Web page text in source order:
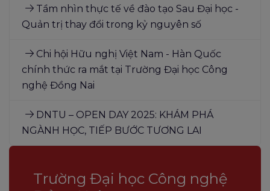
Tầm nhìn thực tế về đào tạo Sau Đại học -
Quản trị thay đổi trong kỷ nguyên số
Chi hội Hữu nghị Việt Nam - Hàn Quốc
chính thức ra mắt tại Trường Đại học Công
nghệ Đồng Nai
DNTU – OPEN DAY 2025: KHÁM PHÁ
NGÀNH HỌC, TIẾP BƯỚC TƯƠNG LAI
Trường Đại học Công nghệ